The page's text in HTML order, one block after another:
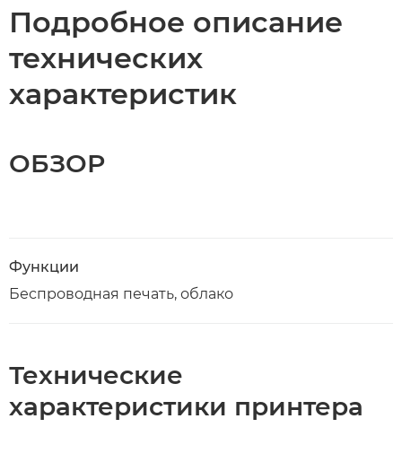
Подробное описание
технических
характеристик
ОБЗОР
Функции
Беспроводная печать, облако
Технические
характеристики принтера